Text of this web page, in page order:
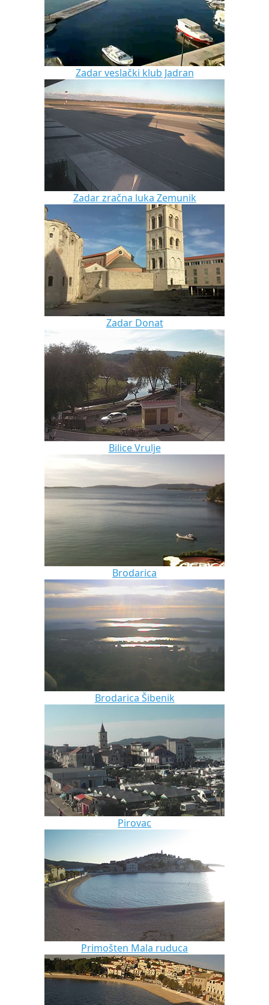
Zadar veslački klub Jadran
Zadar zračna luka Zemunik
Zadar Donat
Bilice Vrulje
Brodarica
Brodarica Šibenik
Pirovac
Primošten Mala ruduca